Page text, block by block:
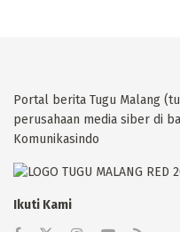
Portal berita Tugu Malang
perusahaan media siber di
Komunikasindo
Ikuti Kami